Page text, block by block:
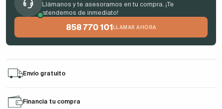
Llámanos y te asesoramos en tu compra. ¡Te
atendemos de inmediato!
858 770 101 LLAMAR AHORA
Envío gratuito
Financia tu compra